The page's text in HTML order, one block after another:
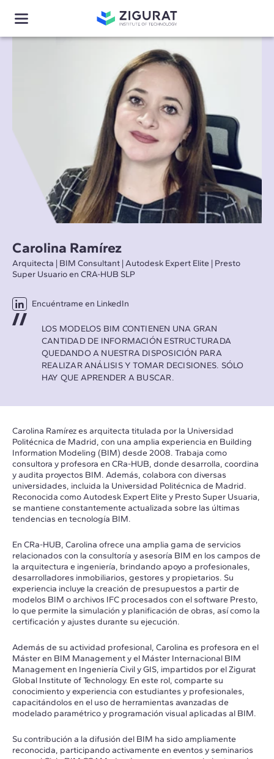
Carolina Ramírez
Arquitecta | BIM Consultant | Autodesk Expert Elite | Presto
Super Usuario en CRA-HUB SLP
Encuéntrame en LinkedIn
LOS MODELOS BIM CONTIENEN UNA GRAN
CANTIDAD DE INFORMACIÓN ESTRUCTURADA
QUEDANDO A NUESTRA DISPOSICIÓN PARA
REALIZAR ANÁLISIS Y TOMAR DECISIONES. SÓLO
HAY QUE APRENDER A BUSCAR.
Carolina Ramírez es arquitecta titulada por la Universidad
Politécnica de Madrid, con una amplia experiencia en Building
Information Modeling (BIM) desde 2008. Trabaja como
consultora y profesora en CRa-HUB, donde desarrolla, coordina
y audita proyectos BIM. Además, colabora con diversas
universidades, incluida la Universidad Politécnica de Madrid.
Reconocida como Autodesk Expert Elite y Presto Super Usuaria,
se mantiene constantemente actualizada sobre las últimas
tendencias en tecnología BIM.
En CRa-HUB, Carolina ofrece una amplia gama de servicios
relacionados con la consultoría y asesoría BIM en los campos de
la arquitectura e ingeniería, brindando apoyo a profesionales,
desarrolladores inmobiliarios, gestores y propietarios. Su
experiencia incluye la creación de presupuestos a partir de
modelos BIM o archivos IFC procesados con el software Presto,
lo que permite la simulación y planificación de obras, así como la
certificación y ajustes durante su ejecución.
Además de su actividad profesional, Carolina es profesora en el
Máster en BIM Management y el Máster Internacional BIM
Management en Ingeniería Civil y GIS, impartidos por el Zigurat
Global Institute of Technology. En este rol, comparte su
conocimiento y experiencia con estudiantes y profesionales,
capacitándolos en el uso de herramientas avanzadas de
modelado paramétrico y programación visual aplicadas al BIM.
Su contribución a la difusión del BIM ha sido ampliamente
reconocida, participando activamente en eventos y seminarios